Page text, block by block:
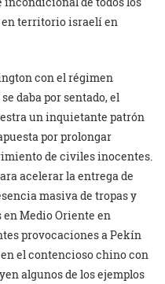
en territorio israelí en
con el régimen
daba por sentado, el
un inquietante patrón
por prolongar
de civiles inocentes.
acelerar la entrega de
masiva de tropas y
Medio Oriente en
provocaciones a Pekín
el contencioso chino con
algunos de los ejemplos